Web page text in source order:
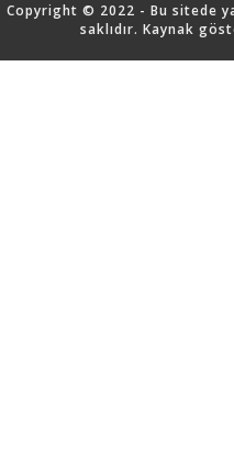
Copyright © 2022 - Bu sitede
saklıdır. Kaynak